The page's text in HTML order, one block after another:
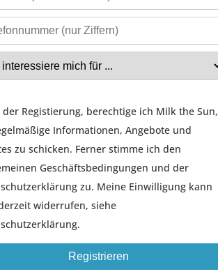
der Registierung, berechtige ich Milk the Sun,
Informationen, Angebote und
zu schicken. Ferner stimme ich den
Geschäftsbedingungen und der
zu. Meine Einwilligung kann
widerrufen, siehe
Registrieren